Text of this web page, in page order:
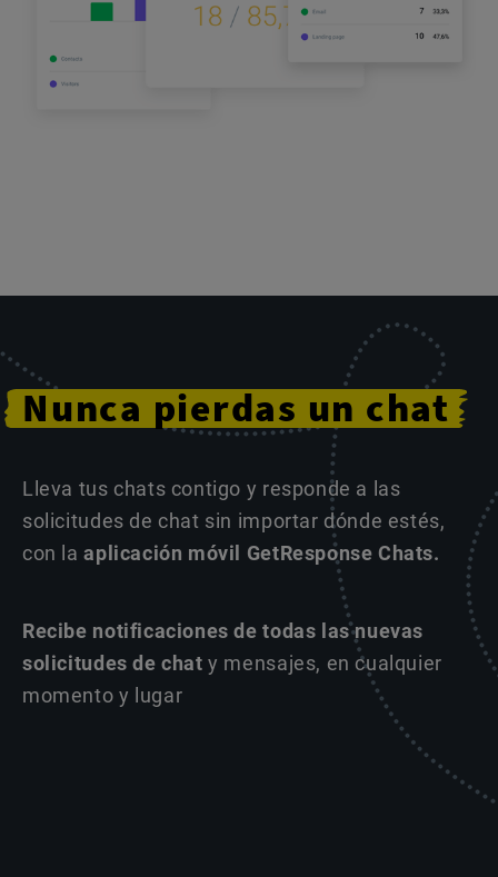
Nunca pierdas un chat
Lleva tus chats contigo y responde a las
solicitudes de chat sin importar dónde estés,
con laaplicación móvil GetResponse Chats.
Recibe notificaciones de todas las nuevas
solicitudes de chaty mensajes, en cualquier
momento y lugar